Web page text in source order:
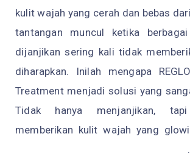
kulit wajah yang cerah dan bebas
tantangan muncul ketika
dijanjikan sering kali tidak
diharapkan. Inilah mengapa
Treatment menjadi solusi yang
Tidak hanya menjanjikan, tapi
memberikan kulit wajah yang